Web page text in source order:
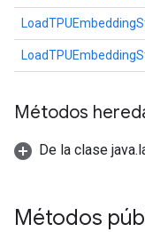
Métodos
De la clase
Métodos